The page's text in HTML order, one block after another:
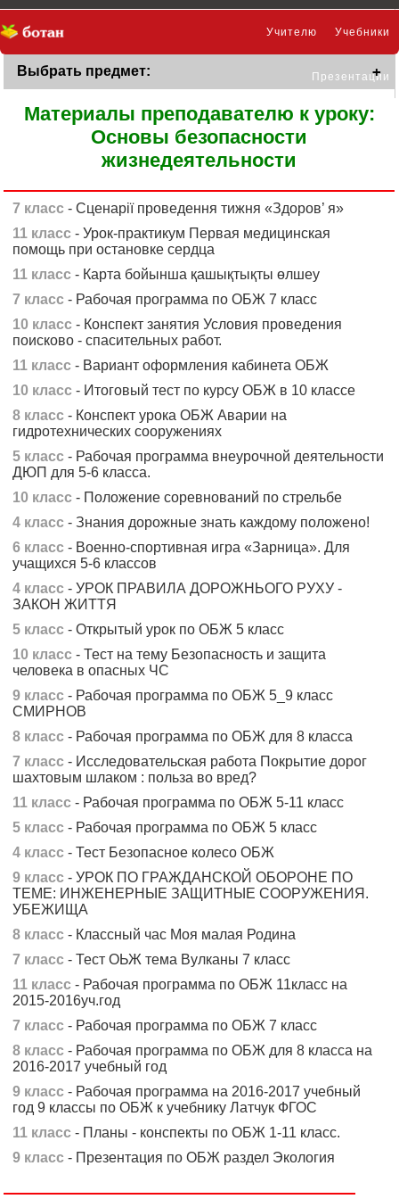
Учебники
Учителю
Презентации
Выбрать предмет:
Материалы преподавателю к уроку:
Основы безопасности
жизнедеятельности
7 класс - Сценарії проведення тижня «Здоров’ я»
11 класс - Урок-практикум Первая медицинская
помощь при остановке сердца
11 класс - Карта бойынша қашықтықты өлшеу
7 класс - Рабочая программа по ОБЖ 7 класс
10 класс - Конспект занятия Условия проведения
поисково - спасительных работ.
11 класс - Вариант оформления кабинета ОБЖ
10 класс - Итоговый тест по курсу ОБЖ в 10 классе
8 класс - Конспект урока ОБЖ Аварии на
гидротехнических сооружениях
5 класс - Рабочая программа внеурочной деятельности
ДЮП для 5-6 класса.
10 класс - Положение соревнований по стрельбе
4 класс - Знания дорожные знать каждому положено!
6 класс - Военно-спортивная игра «Зарница». Для
учащихся 5-6 классов
4 класс - УРОК ПРАВИЛА ДОРОЖНЬОГО РУХУ -
ЗАКОН ЖИТТЯ
5 класс - Открытый урок по ОБЖ 5 класс
10 класс - Тест на тему Безопасность и защита
человека в опасных ЧС
9 класс - Рабочая программа по ОБЖ 5_9 класс
СМИРНОВ
8 класс - Рабочая программа по ОБЖ для 8 класса
7 класс - Исследовательская работа Покрытие дорог
шахтовым шлаком : польза во вред?
11 класс - Рабочая программа по ОБЖ 5-11 класс
5 класс - Рабочая программа по ОБЖ 5 класс
4 класс - Тест Безопасное колесо ОБЖ
9 класс - УРОК ПО ГРАЖДАНСКОЙ ОБОРОНЕ ПО
ТЕМЕ: ИНЖЕНЕРНЫЕ ЗАЩИТНЫЕ СООРУЖЕНИЯ.
УБЕЖИЩА
8 класс - Классный час Моя малая Родина
7 класс - Тест ОЬЖ тема Вулканы 7 класс
11 класс - Рабочая программа по ОБЖ 11класс на
2015-2016уч.год
7 класс - Рабочая программа по ОБЖ 7 класс
8 класс - Рабочая программа по ОБЖ для 8 класса на
2016-2017 учебный год
9 класс - Рабочая программа на 2016-2017 учебный
год 9 классы по ОБЖ к учебнику Латчук ФГОС
11 класс - Планы - конспекты по ОБЖ 1-11 класс.
9 класс - Презентация по ОБЖ раздел Экология